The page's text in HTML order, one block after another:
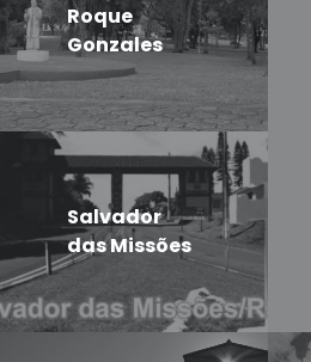
Roque
Gonzales
Salvador
das Missões